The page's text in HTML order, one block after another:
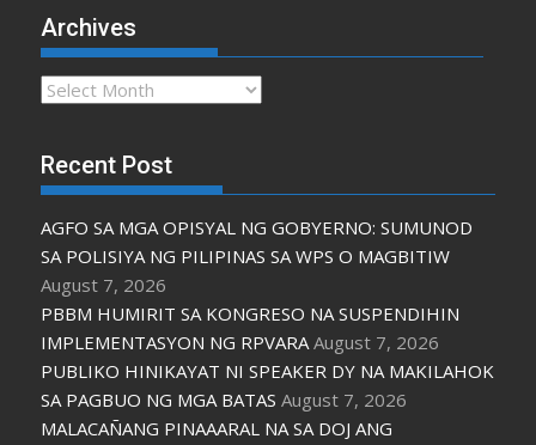
Archives
Archives
Recent Post
AGFO SA MGA OPISYAL NG GOBYERNO: SUMUNOD
SA POLISIYA NG PILIPINAS SA WPS O MAGBITIW
August 7, 2026
PBBM HUMIRIT SA KONGRESO NA SUSPENDIHIN
IMPLEMENTASYON NG RPVARA August 7, 2026
PUBLIKO HINIKAYAT NI SPEAKER DY NA MAKILAHOK
SA PAGBUO NG MGA BATAS August 7, 2026
MALACAÑANG PINAAARAL NA SA DOJ ANG